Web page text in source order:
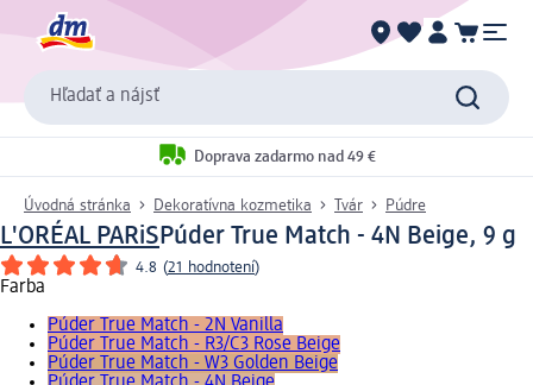
Hľadať a nájsť
Doprava zadarmo nad 49 €
Úvodná stránka Dekoratívna kozmetika Tvár Púdre
L'ORÉAL PARiSPúder True Match - 4N Beige, 9 g
4.8 (21 hodnotení)
Farba
Púder True Match - 2N Vanilla
Púder True Match - R3/C3 Rose Beige
Púder True Match - W3 Golden Beige